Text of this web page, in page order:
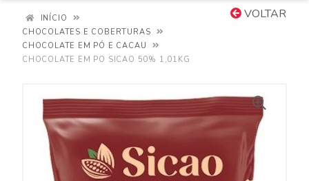
VOLTAR
INÍCIO
CHOCOLATES E COBERTURAS
CHOCOLATE EM PÓ E CACAU
CHOCOLATE EM PO SICAO 50% 1,01KG